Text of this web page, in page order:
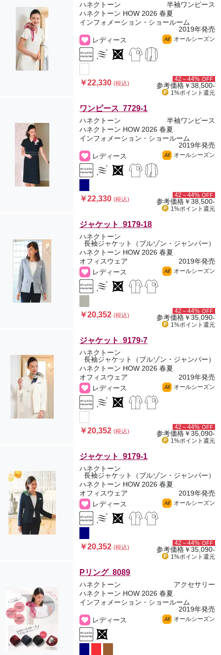
ハネクトーン
半袖ワンピース
ハネクトーン HOW 2026 春夏
インフォメーション・ショールーム
2019年発売
レディース
All オールシーズン
￥22,330(税込)
42～44% OFF
参考価格￥38,500-
1%ポイント 還元
ワンピース 7729-1
ハネクトーン
半袖ワンピース
ハネクトーン HOW 2026 春夏
インフォメーション・ショールーム
2019年発売
レディース
All オールシーズン
￥22,330(税込)
42～44% OFF
参考価格￥38,500-
1%ポイント 還元
ジャケット 9179-18
ハネクトーン
長袖ジャケット（ブルゾン・ジャンパー）
ハネクトーン HOW 2026 春夏
オフィスウェア
2019年発売
レディース
All オールシーズン
￥20,352(税込)
42～44% OFF
参考価格￥35,090-
1%ポイント 還元
ジャケット 9179-7
ハネクトーン
長袖ジャケット（ブルゾン・ジャンパー）
ハネクトーン HOW 2026 春夏
オフィスウェア
2019年発売
レディース
All オールシーズン
￥20,352(税込)
42～44% OFF
参考価格￥35,090-
1%ポイント 還元
ジャケット 9179-1
ハネクトーン
長袖ジャケット（ブルゾン・ジャンパー）
ハネクトーン HOW 2026 春夏
オフィスウェア
2019年発売
レディース
All オールシーズン
￥20,352(税込)
42～44% OFF
参考価格￥35,090-
1%ポイント 還元
Pリング 8089
ハネクトーン
アクセサリー
ハネクトーン HOW 2026 春夏
インフォメーション・ショールーム
2019年発売
レディース
All オールシーズン